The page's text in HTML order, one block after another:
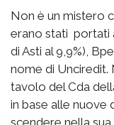
Non è un mistero
erano stati portati
di Asti al 9,9%),
nome di
tavolo del Cda
in base alle nuove